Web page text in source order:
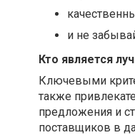
и не
Кто является
Ключевыми
также
предложения и
поставщиков в